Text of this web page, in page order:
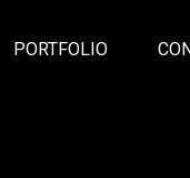
PORTFOLIO